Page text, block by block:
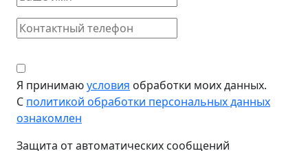
Я принимаюусловия обработки моих данных.
С политикой обработки персональных данных
ознакомлен
Защита от автоматических сообщений